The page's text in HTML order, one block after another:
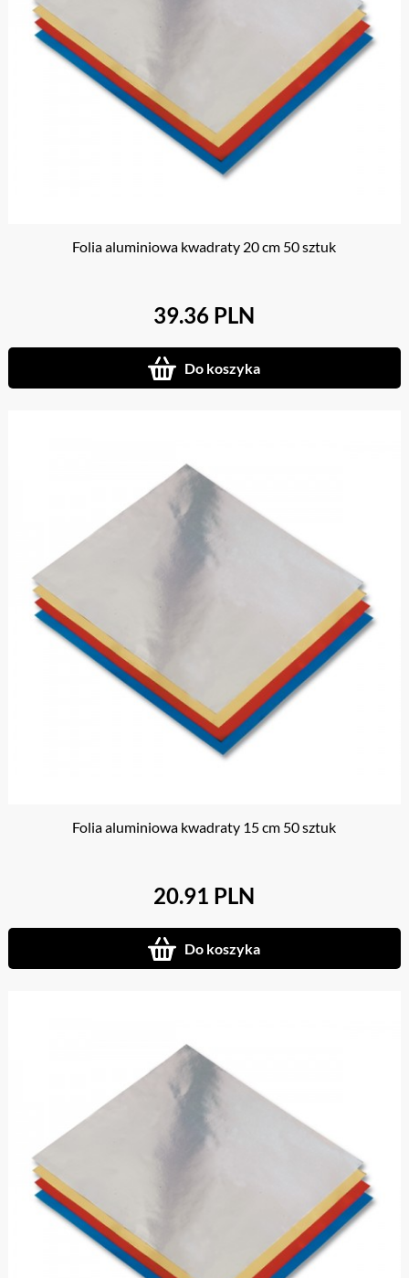
Folia aluminiowa kwadraty 20 cm 50 sztuk
39.36 PLN
Do koszyka
Folia aluminiowa kwadraty 15 cm 50 sztuk
20.91 PLN
Do koszyka